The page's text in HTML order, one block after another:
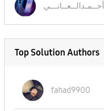
أحــمـدالــعــانـــي
Top Solution Authors
fahad9900